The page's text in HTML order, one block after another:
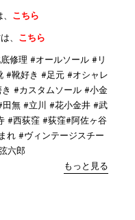
こちら
、 こちら
修理 #オールソール #リ
#靴好き #足元 #オシャレ
#カスタムソール #小金
無 #立川 #花小金井 #武
#西荻窪 #荻窪#阿佐ヶ谷
#ヴィンテージスチー
六郎
もっと見る